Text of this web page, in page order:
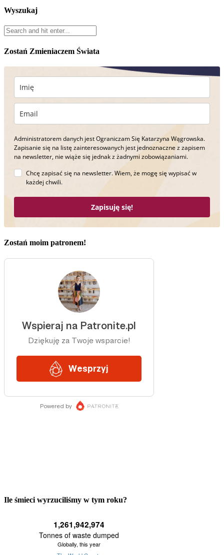
Wyszukaj
Zostań Zmieniaczem Świata
Administratorem danych jest Ograniczam Się Katarzyna Wągrowska.
Zapisanie się na listę zainteresowanych jest jednoznaczne z zapisem
na newsletter, nie wiąże się jednak z żadnymi zobowiązaniami.
Chcę zapisać się na newsletter. Wiem, że mogę się wypisać w
każdej chwili.
Zapisuję się!
Zostań moim patronem!
Ile śmieci wyrzuciliśmy w tym roku?